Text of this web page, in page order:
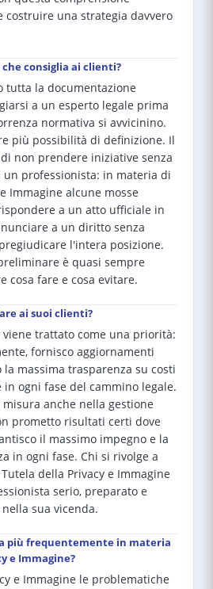
costruire una strategia davvero
consiglia ai clienti?
tutta la documentazione
a un esperto legale prima
normativa si avvicinino.
più possibilità di definizione. Il
non prendere iniziative senza
un professionista: in materia di
Immagine alcune mosse
a un atto ufficiale in
a un diritto senza
l'intera posizione.
è quasi sempre
cosa fare e cosa evitare.
ai suoi clienti?
trattato come una priorità:
fornisco aggiornamenti
massima trasparenza su costi
ogni fase del cammino legale.
anche nella gestione
prometto risultati certi dove
il massimo impegno e la
in ogni fase. Chi si rivolge a
della Privacy e Immagine
serio, preparato e
sua vicenda.
più frequentemente in materia
e Immagine?
e Immagine le problematiche